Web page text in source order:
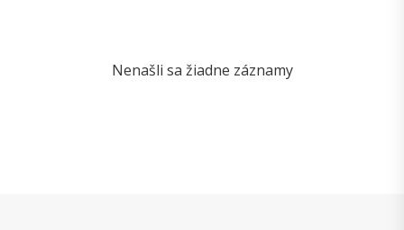
Nenašli sa žiadne záznamy